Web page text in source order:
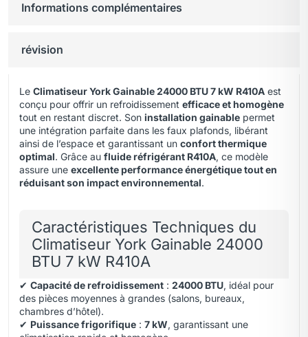
Informations complémentaires
révision
Le Climatiseur York Gainable 24000 BTU 7 kW R410A est
conçu pour offrir un refroidissement efficace et homogène
tout en restant discret. Son installation gainable permet
une intégration parfaite dans les faux plafonds, libérant
ainsi de l’espace et garantissant un confort thermique
optimal. Grâce au fluide réfrigérant R410A, ce modèle
assure une excellente performance énergétique tout en
réduisant son impact environnemental.
Caractéristiques Techniques du
Climatiseur York Gainable 24000
BTU 7 kW R410A
✔ Capacité de refroidissement : 24000 BTU, idéal pour
des pièces moyennes à grandes (salons, bureaux,
chambres d’hôtel).
✔ Puissance frigorifique : 7 kW, garantissant une